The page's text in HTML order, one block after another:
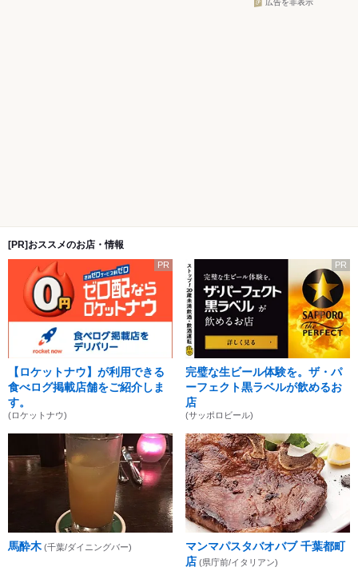
広告を非表示
[PR]おススメのお店・情報
PR
【ロケットナウ】が利用できる
食べログ掲載店舗をご紹介しま
す。
(ロケットナウ)
PR
完璧な生ビール体験を。ザ・パ
ーフェクト黒ラベルが飲めるお
店
(サッポロビール)
馬酔木 (千葉/ダイニングバー)
マンマパスタバオバブ 千葉都町
店 (県庁前/イタリアン)